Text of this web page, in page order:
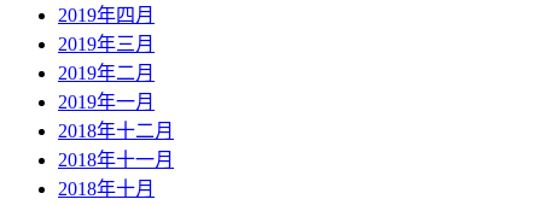
2019年四月
2019年三月
2019年二月
2019年一月
2018年十二月
2018年十一月
2018年十月